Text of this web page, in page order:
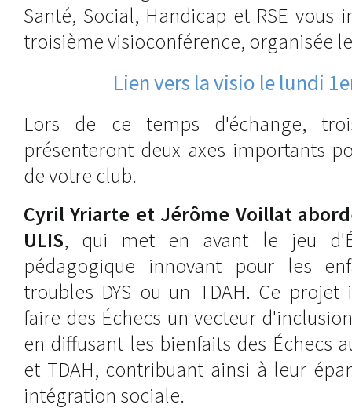
Santé, Social, Handicap et RSE vous
troisième visioconférence, organisée
Lien vers la visio le lundi
Lors de ce temps d'échange,
présenteront deux axes importants
de votre club.
Cyril Yriarte et Jérôme Voillat
ULIS, qui met en avant le jeu
pédagogique innovant pour les
troubles DYS ou un TDAH. Ce
faire des Échecs un vecteur
en diffusant les bienfaits des Échecs
et TDAH, contribuant ainsi à leur
intégration sociale.